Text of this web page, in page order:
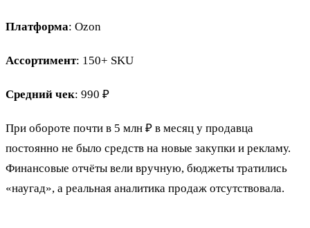
Платформа: Ozon
Ассортимент: 150+ SKU
Средний чек: 990 ₽
При обороте почти в 5 млн ₽ в месяц у продавца
постоянно не было средств на новые закупки и рекламу.
Финансовые отчёты вели вручную, бюджеты тратились
«наугад», а реальная аналитика продаж отсутствовала.